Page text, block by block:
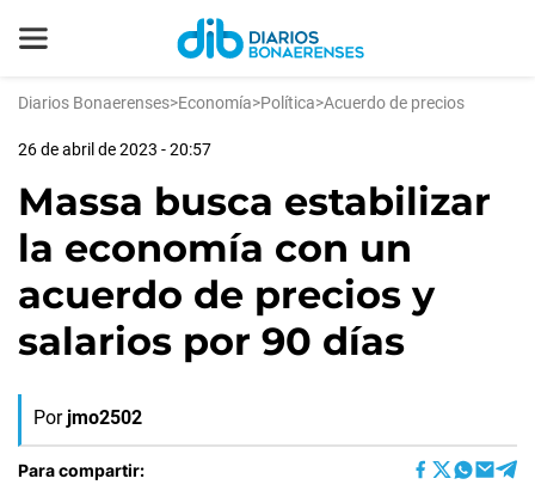
Diarios Bonaerenses>Economía>Política>Acuerdo de precios
26 de abril de 2023 - 20:57
Massa busca estabilizar
la economía con un
acuerdo de precios y
salarios por 90 días
Por jmo2502
Para compartir: